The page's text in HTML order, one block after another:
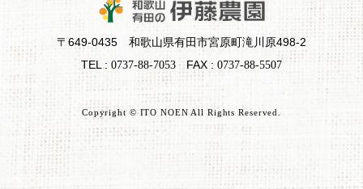
〒649-0435 和歌山県有田市宮原町滝川原498-2
TEL : 0737-88-7053 FAX : 0737-88-5507
Copyright © ITO NOEN All Rights Reserved.